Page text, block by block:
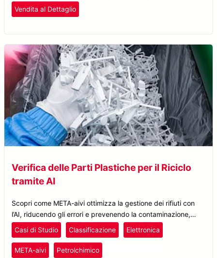
Vendita al Dettaglio
Verifica delle Parti Plastiche per il Riciclo
tramite AI
Scopri come META-aivi ottimizza la gestione dei rifiuti con
l’AI, riducendo gli errori e prevenendo la contaminazione,
migliorando al contempo l’efficienza del riciclo delle parti
plastiche.
Casi di Studio Classificazione Elettronica
META-aivi Petrolchimico